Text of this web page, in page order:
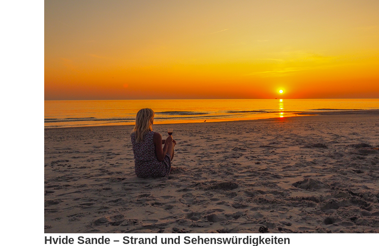
Hvide Sande – Strand und Sehenswürdigkeiten